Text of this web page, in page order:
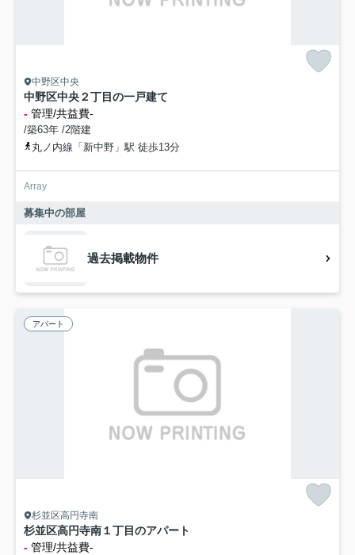
中野区中央
中野区中央２丁目の一戸建て
- 管理/共益費-
/築63年 /2階建
丸ノ内線「新中野」駅 徒歩13分
Array
募集中の部屋
過去掲載物件
アパート
杉並区高円寺南
杉並区高円寺南１丁目のアパート
- 管理/共益費-